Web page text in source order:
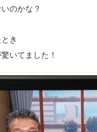
のかな？
き
いてました！